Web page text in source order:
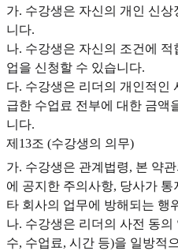
가. 수강생은 자신의 개인 신
니다.
나. 수강생은 자신의 조건에
업을 신청할 수 있습니다.
다. 수강생은 리더의 개인적인
급한 수업료 전부에 대한 금액
니다.
제13조 (수강생의 의무)
가. 수강생은 관계법령, 본 약
에 공지한 주의사항, 당사가 통
타 회사의 업무에 방해되는 행
나. 수강생은 리더의 사전 동
수, 수업료, 시간 등)을 일방적